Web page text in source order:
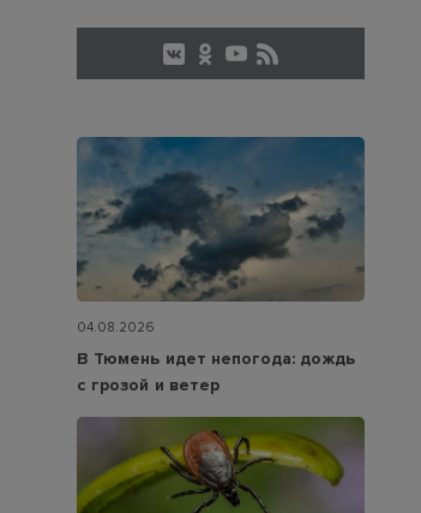
04.08.2026
В Тюмень идет непогода: дождь
с грозой и ветер